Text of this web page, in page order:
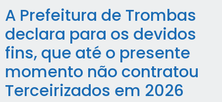
A Prefeitura de Trombas
declara para os devidos
fins, que até o presente
momento não contratou
Terceirizados em 2026